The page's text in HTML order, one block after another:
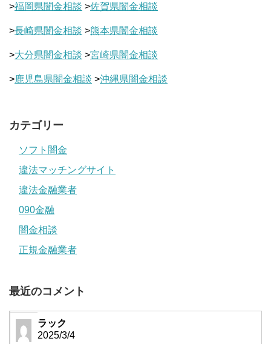
>福岡県闇金相談 >佐賀県闇金相談
>長崎県闇金相談 >熊本県闇金相談
>大分県闇金相談 >宮崎県闇金相談
>鹿児島県闇金相談 >沖縄県闇金相談
カテゴリー
ソフト闇金
違法マッチングサイト
違法金融業者
090金融
闇金相談
正規金融業者
最近のコメント
ラック
2025/3/4